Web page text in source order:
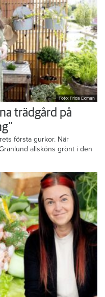
Foto: Frida Ekman
trädgård på
första gurkor. När
allsköns grönt i den